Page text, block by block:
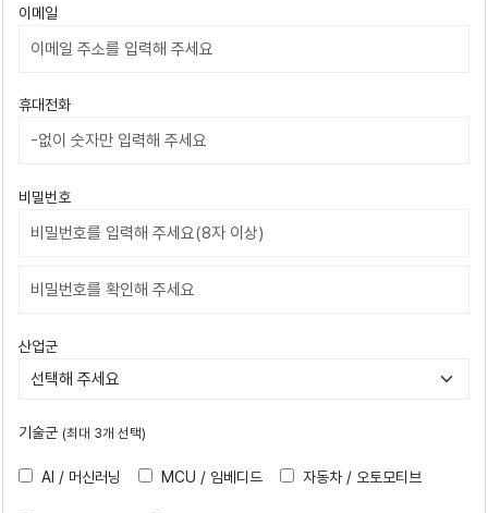
이메일
휴대전화
비밀번호
비밀번호확인
산업군
기술군 (최대 3개 선택)
AI / 머신러닝 MCU / 임베디드 자동차 / 오토모티브